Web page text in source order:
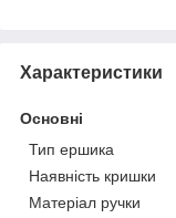
Характеристики
Основні
Тип ершика
Наявність кришки
Матеріал ручки